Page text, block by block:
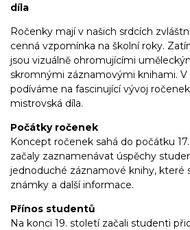
díla
Ročenky mají v našich srdcích
cenná vzpomínka na školní roky.
jsou vizuálně ohromujícími
skromnými záznamovými knihami.
podíváme na fascinující vývoj
mistrovská díla.
Počátky ročenek
Koncept ročenek sahá do počátku
začaly zaznamenávat úspěchy
jednoduché záznamové knihy, které
známky a další informace.
Přínos studentů
Na konci 19. století začali studenti